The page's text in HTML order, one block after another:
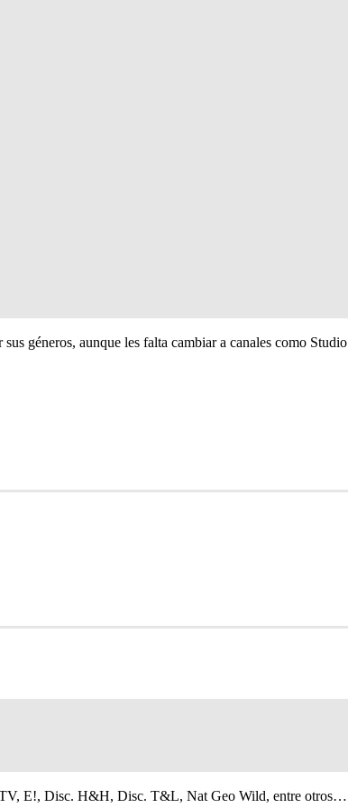
géneros, aunque les falta cambiar a canales como Studio
E!, Disc. H&H, Disc. T&L, Nat Geo Wild, entre otros…